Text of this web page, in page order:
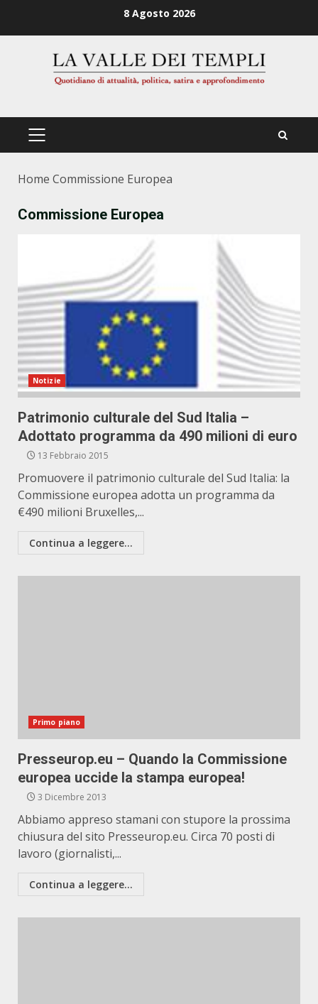
8 Agosto 2026
PRIMÄRES
Home Commissione Europea
Commissione Europea
Notizie
Patrimonio culturale del Sud Italia –
Adottato programma da 490 milioni di euro
13 Febbraio 2015
Promuovere il patrimonio culturale del Sud Italia: la
Commissione europea adotta un programma da
€490 milioni Bruxelles,...
Continua a leggere...
Primo piano
Presseurop.eu – Quando la Commissione
europea uccide la stampa europea!
3 Dicembre 2013
Abbiamo appreso stamani con stupore la prossima
chiusura del sito Presseurop.eu. Circa 70 posti di
lavoro (giornalisti,...
Continua a leggere...